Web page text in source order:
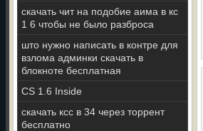
скачать чит на подобие аима в кс
1 6 чтобы не было разброса
што нужно написать в контре для
взлома админки скачать в
блокноте бесплатная
CS 1.6 Inside
скачать ксс в 34 через торрент
бесплатно